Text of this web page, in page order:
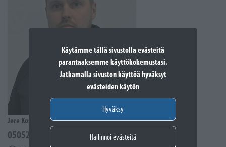
Käytämme tällä sivustolla evästeitä
parantaaksemme käyttökokemustasi.
Jatkamalla sivuston käyttöä hyväksyt
evästeiden käytön
Hyväksy
Hallinnoi evästeitä
Jere Kostiander
0505285939